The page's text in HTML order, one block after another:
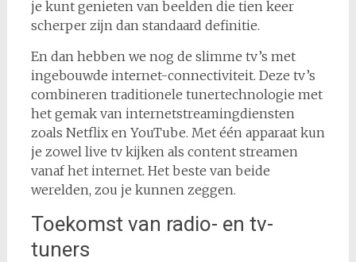
je kunt genieten van beelden die tien keer
scherper zijn dan standaard definitie.
En dan hebben we nog de slimme tv’s met
ingebouwde internet-connectiviteit. Deze tv’s
combineren traditionele tunertechnologie met
het gemak van internetstreamingdiensten
zoals Netflix en YouTube. Met één apparaat kun
je zowel live tv kijken als content streamen
vanaf het internet. Het beste van beide
werelden, zou je kunnen zeggen.
Toekomst van radio- en tv-
tuners